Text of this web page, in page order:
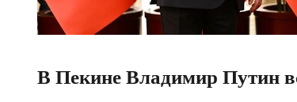
В Пекине Владимир Путин